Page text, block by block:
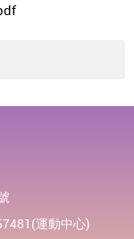
運動中心)